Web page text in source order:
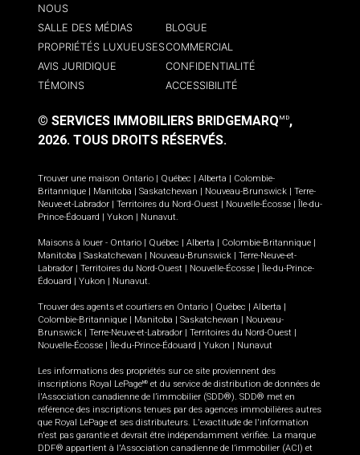
NOUS
SALLE DES MÉDIAS
BLOGUE
PROPRIÉTÉS LUXUEUSESCOMMERCIAL
AVIS JURIDIQUE
CONFIDENTIALITÉ
TÉMOINS
ACCESSIBILITÉ
© SERVICES IMMOBILIERS BRIDGEMARQ MD,
2026. TOUS DROITS RÉSERVÉS.
Trouver une maison Ontario Québec Alberta
Colombie-
Britannique
Manitoba Saskatchewan Nouveau-Brunswick
Terre-
Neuve-et-Labrador
Territoires du Nord-Ouest Nouvelle-Écosse
Île-du-
Prince-Édouard
Yukon Nunavut.
Maisons à louer - Ontario Québec Alberta Colombie-Britannique
Manitoba
Saskatchewan Nouveau-Brunswick
Terre-Neuve-et-
Labrador
Territoires du Nord-Ouest Nouvelle-Écosse
Île-du-Prince-
Édouard
Yukon Nunavut.
Trouver des agents et courtiers en Ontario Québec Alberta
Colombie-Britannique
Manitoba Saskatchewan
Nouveau-
Brunswick
Terre-Neuve-et-Labrador Territoires du Nord-Ouest
Nouvelle-Écosse
Île-du-Prince-Édouard Yukon Nunavut
Les informations des propriétés sur ce site proviennent des
inscriptions Royal LePageMD et du service de distribution de données de
l'Association canadienne de l’immobilier (SDD®). SDD® met en
référence des inscriptions tenues par des agences immobilières autres
que Royal LePage et ses distributeurs. L'exactitude de l'information
n'est pas garantie et devrait être indépendamment vérifiée. La marque
DDF® appartient à l'Association canadienne de l’immobilier (ACI) et